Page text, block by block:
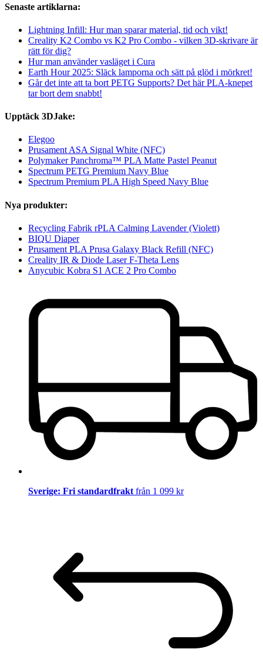
Senaste artiklarna:
Lightning Infill: Hur man sparar material, tid och vikt!
Creality K2 Combo vs K2 Pro Combo - vilken 3D-skrivare är
rätt för dig?
Hur man använder vasläget i Cura
Earth Hour 2025: Släck lamporna och sätt på glöd i mörkret!
Går det inte att ta bort PETG Supports? Det här PLA-knepet
tar bort dem snabbt!
Upptäck 3DJake:
Elegoo
Prusament ASA Signal White (NFC)
Polymaker Panchroma™ PLA Matte Pastel Peanut
Spectrum PETG Premium Navy Blue
Spectrum Premium PLA High Speed Navy Blue
Nya produkter:
Recycling Fabrik rPLA Calming Lavender (Violett)
BIQU Diaper
Prusament PLA Prusa Galaxy Black Refill (NFC)
Creality IR & Diode Laser F-Theta Lens
Anycubic Kobra S1 ACE 2 Pro Combo
Sverige: Fri standardfrakt från 1 099 kr